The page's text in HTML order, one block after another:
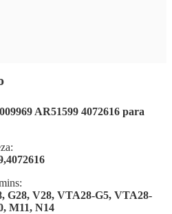
AR51599 4072616 para
G28, V28, VTA28-G5, VTA28-
M11, N14